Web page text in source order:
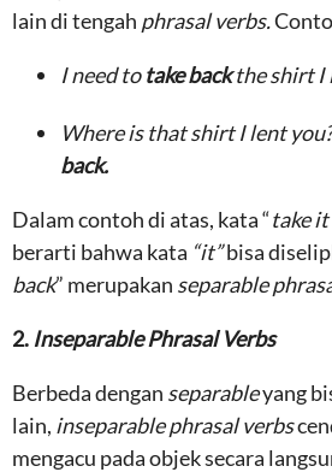
lain di tengah phrasal verbs.
I need totake backthe shirt I
Where is that shirt I lent
back.
Dalam contoh di atas, kata “take
berarti bahwa kata “it”bisa
back” merupakan separable
2. Inseparable Phrasal Verbs
Berbeda dengan separableyang
lain, inseparable phrasal verbs
mengacu pada objek secara